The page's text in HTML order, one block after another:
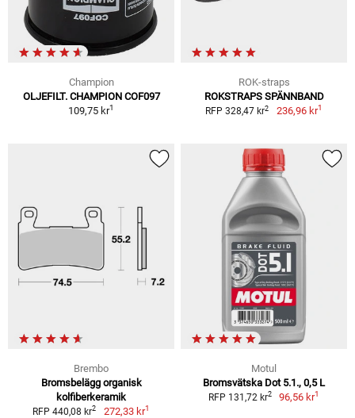
Champion
OLJEFILT. CHAMPION COF097
109,75 kr1
ROK-straps
ROKSTRAPS SPÄNNBAND
RFP 328,47 kr2 236,96 kr1
Brembo
Bromsbelägg organisk
kolfiberkeramik
RFP 440,08 kr2 272,33 kr1
Motul
Bromsvätska Dot 5.1., 0,5 L
RFP 131,72 kr2 96,56 kr1